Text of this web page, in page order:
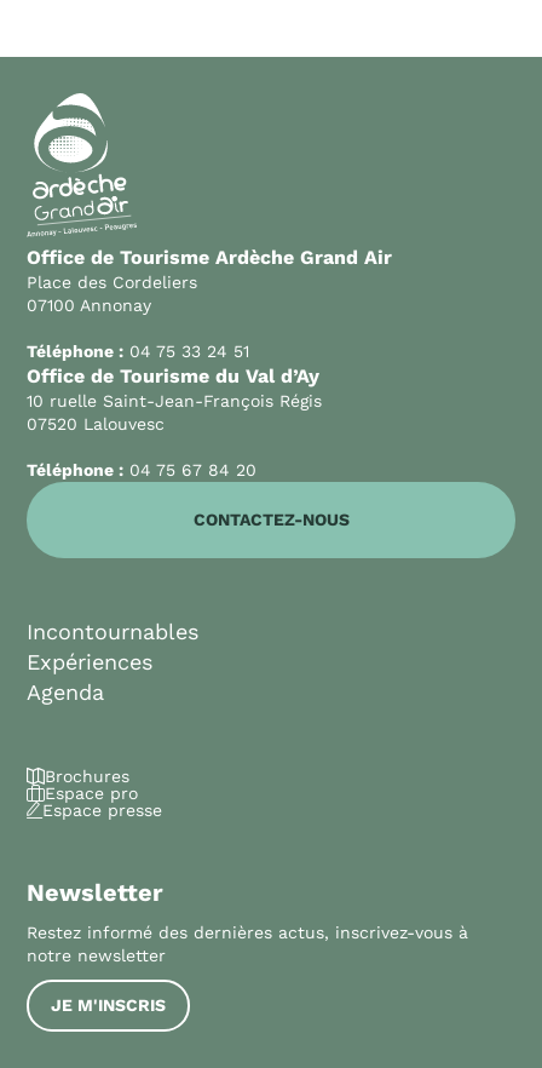
Office de Tourisme Ardèche Grand Air
Place des Cordeliers
07100 Annonay
Téléphone : 04 75 33 24 51
Office de Tourisme du Val d’Ay
10 ruelle Saint-Jean-François Régis
07520 Lalouvesc
Téléphone : 04 75 67 84 20
CONTACTEZ-NOUS
Incontournables
Expériences
Agenda
Brochures
Espace pro
Espace presse
Newsletter
Restez informé des dernières actus, inscrivez-vous à
notre newsletter
JE M'INSCRIS